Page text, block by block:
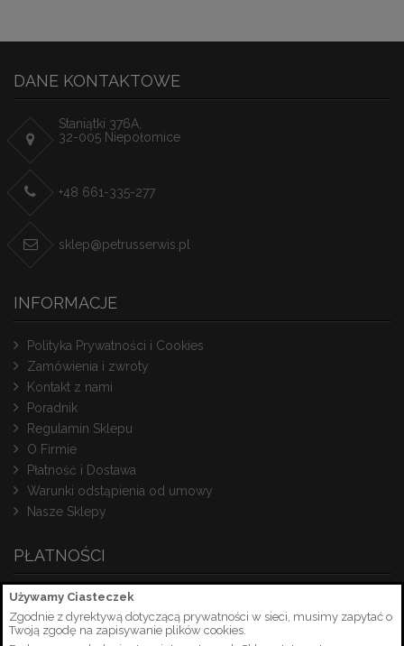
Używamy Ciasteczek
Zgodnie z dyrektywą dotyczącą prywatności w sieci, musimy zapytać o
Twoją zgodę na zapisywanie plików cookies.
DANE KONTAKTOWE
Staniątki 376A,
32-005 Niepołomice
+48 661-335-277
sklep@petrusserwis.pl
INFORMACJE
Polityka Prywatności i Cookies
Zamówienia i zwroty
Kontakt z nami
Poradnik
Regulamin Sklepu
O Firmie
Płatność i Dostawa
Warunki odstąpienia od umowy
Nasze Sklepy
PŁATNOŚCI